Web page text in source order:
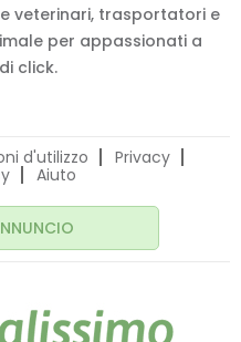
veterinari, trasportatori e
per appassionati a
click.
d'utilizzo
Privacy
Aiuto